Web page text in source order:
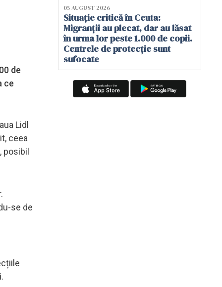
de
ce
Lidl
ceea
posibil
se de
05 AUGUST 2026
Situație critică în Ceuta:
Migranții au plecat, dar au lăsat
în urma lor peste 1.000 de copii.
Centrele de protecție sunt
sufocate